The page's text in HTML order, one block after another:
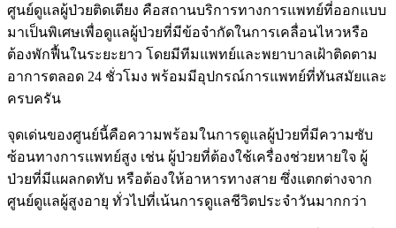
ศูนย์ดูแลผู้ป่วยติดเตียง คือสถานบริการทางการแพทย์ที่ออกแบบ
มาเป็นพิเศษเพื่อดูแลผู้ป่วยที่มีข้อจำกัดในการเคลื่อนไหวหรือ
ต้องพักฟื้นในระยะยาว โดยมีทีมแพทย์และพยาบาลเฝ้าติดตาม
อาการตลอด 24 ชั่วโมง พร้อมมีอุปกรณ์การแพทย์ที่ทันสมัยและ
ครบครัน
จุดเด่นของศูนย์นี้คือความพร้อมในการดูแลผู้ป่วยที่มีความซับ
ซ้อนทางการแพทย์สูง เช่น ผู้ป่วยที่ต้องใช้เครื่องช่วยหายใจ ผู้
ป่วยที่มีแผลกดทับ หรือต้องให้อาหารทางสาย ซึ่งแตกต่างจาก
ศูนย์ดูแลผู้สูงอายุ ทั่วไปที่เน้นการดูแลชีวิตประจำวันมากกว่า